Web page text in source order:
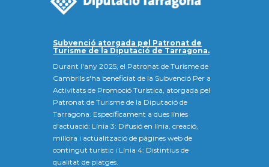
Subvenció atorgada pel Patronat de
Turisme de la Diputació de Tarragona.
Durant l'any 2025, el Patronat de Turisme de
Cambrils s'ha beneficiat de la Subvenció Per a
Activitats de Promoció Turística, atorgada pel
Patronat de Turisme de la Diputació de
Tarragona. Específicament a dues línies
d'actuació: Línia 3: Difusió en línia, creació,
millora i actualització de pàgines web de
contingut turístic i Línia 4: Distintius de
qualitat de platges.